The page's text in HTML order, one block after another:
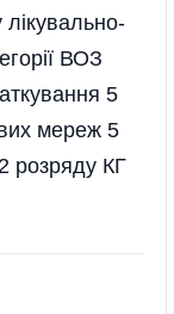
ВОЗ
5
мереж 5
розряду КГ